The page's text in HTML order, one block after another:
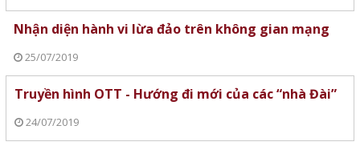
Nhận diện hành vi lừa đảo trên không gian mạng
25/07/2019
Truyền hình OTT - Hướng đi mới của các “nhà Đài”
24/07/2019